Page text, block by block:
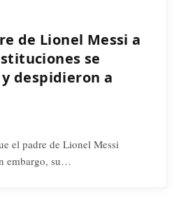
de Lionel Messi a
se
despidieron a
el padre de Lionel Messi
embargo, su…